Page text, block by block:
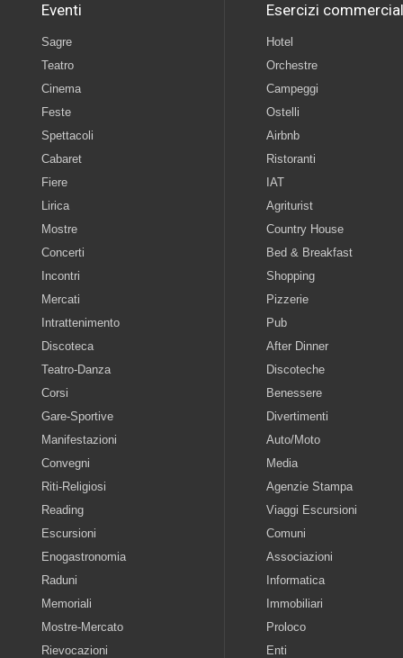
Eventi
Sagre
Teatro
Cinema
Feste
Spettacoli
Cabaret
Fiere
Lirica
Mostre
Concerti
Incontri
Mercati
Intrattenimento
Discoteca
Teatro-Danza
Corsi
Gare-Sportive
Manifestazioni
Convegni
Riti-Religiosi
Reading
Escursioni
Enogastronomia
Raduni
Memoriali
Mostre-Mercato
Rievocazioni
Esercizi
Hotel
Orchestre
Campeggi
Ostelli
Airbnb
Ristoranti
IAT
Agriturist
Country House
Bed & Breakfast
Shopping
Pizzerie
Pub
After Dinner
Discoteche
Benessere
Divertimenti
Auto/Moto
Media
Agenzie Stampa
Viaggi Escursioni
Comuni
Associazioni
Informatica
Immobiliari
Proloco
Enti